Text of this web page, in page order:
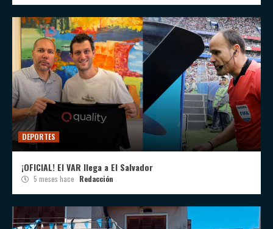
DEPORTES
¡OFICIAL! El VAR llega a El Salvador
5 meses hace Redacción